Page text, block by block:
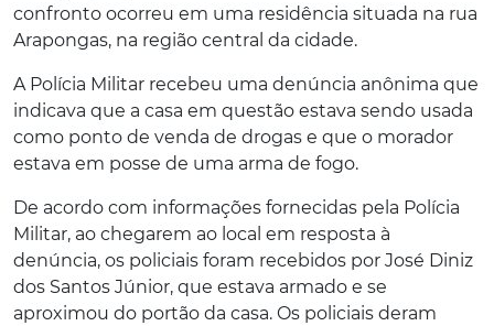
confronto ocorreu em uma residência situada na rua
Arapongas, na região central da cidade.
A Polícia Militar recebeu uma denúncia anônima que
indicava que a casa em questão estava sendo usada
como ponto de venda de drogas e que o morador
estava em posse de uma arma de fogo.
De acordo com informações fornecidas pela Polícia
Militar, ao chegarem ao local em resposta à
denúncia, os policiais foram recebidos por José Diniz
dos Santos Júnior, que estava armado e se
aproximou do portão da casa. Os policiais deram